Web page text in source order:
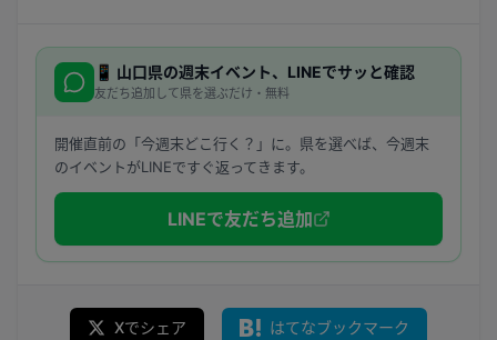
📱 山口県の週末イベント、LINEでサッと確認
友だち追加して県を選ぶだけ・無料
開催直前の「今週末どこ行く？」に。県を選べば、今週末
のイベントがLINEですぐ返ってきます。
LINEで友だち追加
Xでシェア はてなブックマーク